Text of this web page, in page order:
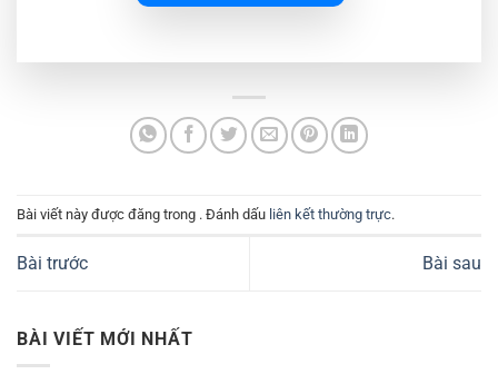
Bài viết này được đăng trong . Đánh dấu liên kết thường trực.
Bài trước Bài sau
BÀI VIẾT MỚI NHẤT